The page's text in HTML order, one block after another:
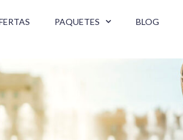
PAQUETES BLOG